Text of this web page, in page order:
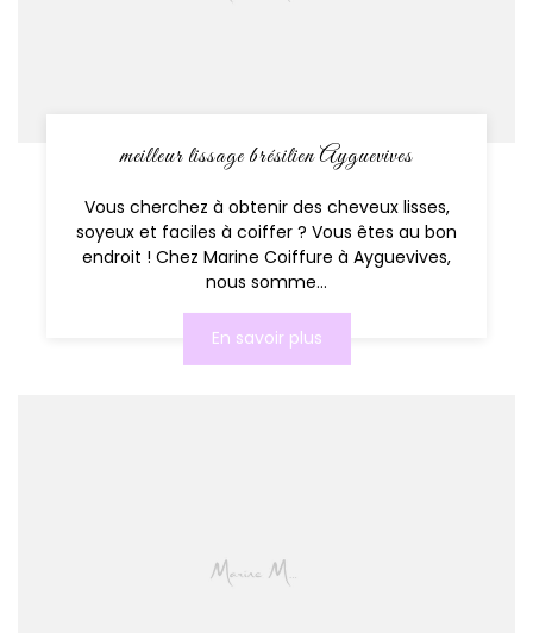
meilleur lissage brésilien Ayguevives
Vous cherchez à obtenir des cheveux lisses,
soyeux et faciles à coiffer ? Vous êtes au bon
endroit ! Chez Marine Coiffure à Ayguevives,
nous somme...
En savoir plus